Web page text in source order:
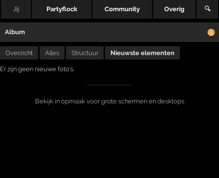
Jij Partyflock Community Overig 🔍
Album
Overzicht Alles Structuur Nieuwste elementen
Er zijn geen nieuwe foto's.
Bekijk in opmaak voor grote schermen en desktops